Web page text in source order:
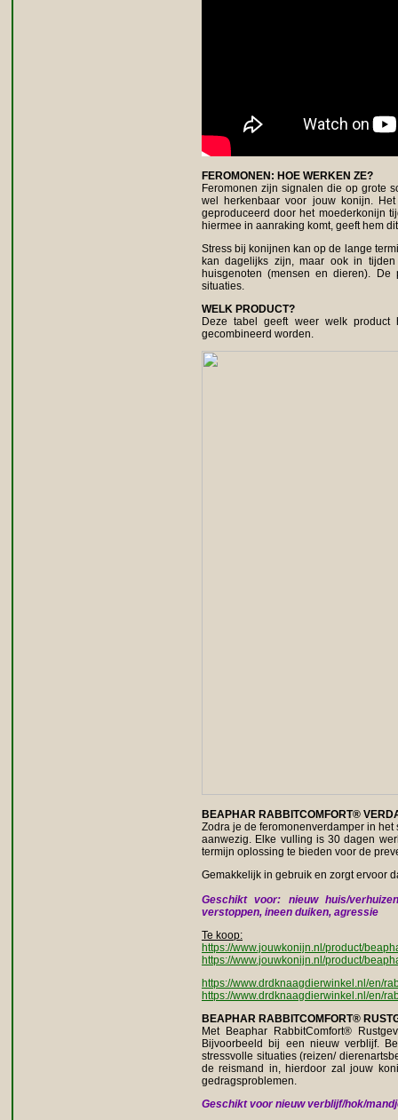
FEROMONEN: HOE WERKEN ZE?
Feromonen zijn signalen die op grote
wel herkenbaar voor jouw konijn.
geproduceerd door het moederkonijn
hiermee in aanraking komt, geeft hem
Stress bij konijnen kan op de lange
kan dagelijks zijn, maar ook in
huisgenoten (mensen en dieren).
situaties.
WELK PRODUCT?
Deze tabel geeft weer welk
gecombineerd worden.
BEAPHAR RABBITCOMFORT®
Zodra je de feromonenverdamper in
aanwezig. Elke vulling is 30 dagen
termijn oplossing te bieden voor de
Gemakkelijk in gebruik en zorgt ervoor
Geschikt voor: nieuw huis/
verstoppen, ineen duiken, agressie
Te koop:
https://www.jouwkonijn.nl/product/
https://www.jouwkonijn.nl/product/
https://www.drdknaagdierwinkel.nl/en/
https://www.drdknaagdierwinkel.nl/en/
BEAPHAR RABBITCOMFORT®
Met Beaphar RabbitComfort®
Bijvoorbeeld bij een nieuw verblijf.
stressvolle situaties (reizen/
de reismand in, hierdoor zal jouw
gedragsproblemen.
Geschikt voor nieuw verblijf/hok/